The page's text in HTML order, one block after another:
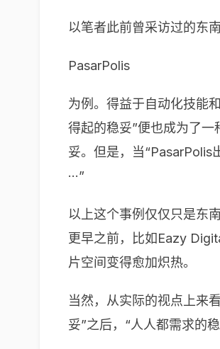
以笔者此前曾采访过的东
PasarPolis
为例。得益于自动化技能
得起的稳妥”便也成为了
妥。但是，当“PasarPolis
···”
以上这个事例仅仅只是东
更早之前，比如Eazy
片空间变得愈加炽热。
当然，从实际的视点上来
妥”之后，“人人都需求的